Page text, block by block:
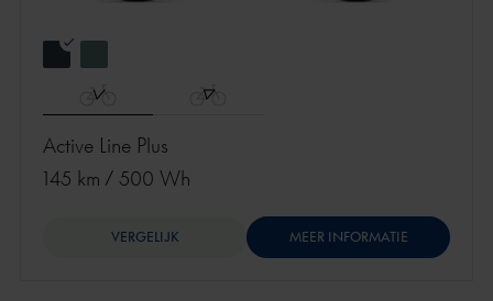
Active Line Plus
145 km / 500 Wh
VERGELIJK MEER INFORMATIE